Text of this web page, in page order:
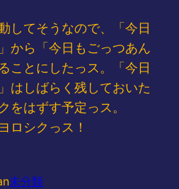
してそうなので、「今日
から「今日もごっつあん
ことにしたっス。「今日
はしばらく残しておいた
をはずす予定っス。
ロシクっス！
未分類